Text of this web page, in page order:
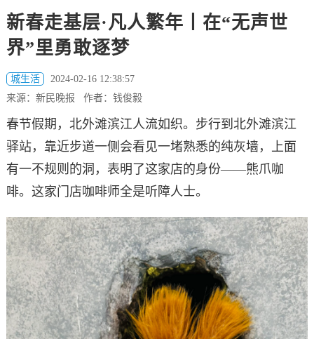
新春走基层·凡人繁年丨在“无声世
界”里勇敢逐梦
城生活
2024-02-16 12:38:57
来源：新民晚报 作者：钱俊毅
春节假期，北外滩滨江人流如织。步行到北外滩滨江
驿站，靠近步道一侧会看见一堵熟悉的纯灰墙，上面
有一不规则的洞，表明了这家店的身份——熊爪咖
啡。这家门店咖啡师全是听障人士。